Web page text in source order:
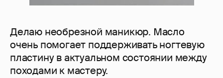
Делаю необрезной маникюр. Масло
очень помогает поддерживать ногтевую
пластину в актуальном состоянии между
походами к мастеру.